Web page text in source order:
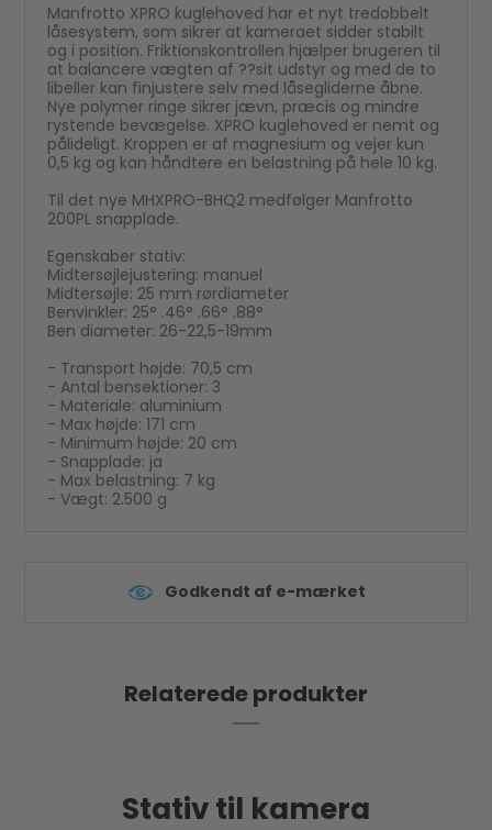
Manfrotto XPRO kuglehoved har et nyt tredobbelt
låsesystem, som sikrer at kameraet sidder stabilt
og i position. Friktionskontrollen hjælper brugeren til
at balancere vægten af ??sit udstyr og med de to
libeller kan finjustere selv med låsegliderne åbne.
Nye polymer ringe sikrer jævn, præcis og mindre
rystende bevægelse. XPRO kuglehoved er nemt og
pålideligt. Kroppen er af magnesium og vejer kun
0,5 kg og kan håndtere en belastning på hele 10 kg.
Til det nye MHXPRO-BHQ2 medfølger Manfrotto
200PL snapplade.
Egenskaber stativ:
Midtersøjlejustering: manuel
Midtersøjle: 25 mm rørdiameter
Benvinkler: 25° .46° .66° .88°
Ben diameter: 26-22,5-19mm
- Transport højde: 70,5 cm
- Antal bensektioner: 3
- Materiale: aluminium
- Max højde: 171 cm
- Minimum højde: 20 cm
- Snapplade: ja
- Max belastning: 7 kg
- Vægt: 2.500 g
Godkendt af e-mærket
Relaterede produkter
Stativ til kamera